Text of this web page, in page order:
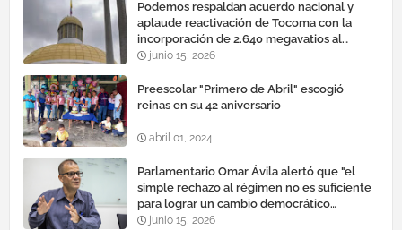
Podemos respaldan acuerdo nacional y
aplaude reactivación de Tocoma con la
incorporación de 2.640 megavatios al
sistema eléctrico nacional
junio 15, 2026
Preescolar "Primero de Abril" escogió
reinas en su 42 aniversario
abril 01, 2024
Parlamentario Omar Ávila alertó que "el
simple rechazo al régimen no es suficiente
para lograr un cambio democrático
efectivo"
junio 15, 2026